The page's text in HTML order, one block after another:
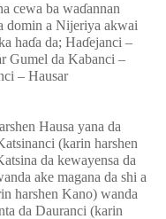
cewa ba waɗannan
domin a Nijeriya akwai
haɗa da; Haɗejanci –
Gumel da Kabanci –
– Hausar
Hausa yana da
(karin harshen
da kewayensa da
ake magana da shi a
harshen Kano) wanda
da Dauranci (karin